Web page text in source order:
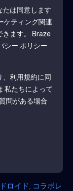
たは同意します
ケティング関連
ます。
Braze
シー ポリシー
利用規約に同
私たちによって
問がある場合
ロイド コラボレ